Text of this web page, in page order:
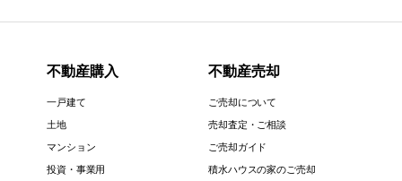
不動産購入
一戸建て
土地
マンション
投資・事業用
不動産売却
ご売却について
売却査定・ご相談
ご売却ガイド
積水ハウスの家のご売却